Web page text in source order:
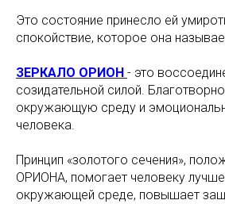
Это состояние принесло ей
спокойствие, которое она
ЗЕРКАЛО ОРИОН - это
созидательной силой.
окружающую среду и
человека.
Принцип «золотого сечения»,
ОРИОНА, помогает человеку
окружающей среде, повышает